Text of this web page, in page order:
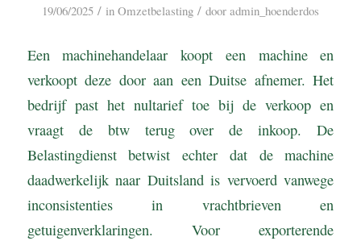
19/06/2025 / in Omzetbelasting / door admin_hoenderdos
Een machinehandelaar koopt een machine en
verkoopt deze door aan een Duitse afnemer. Het
bedrijf past het nultarief toe bij de verkoop en
vraagt de btw terug over de inkoop. De
Belastingdienst betwist echter dat de machine
daadwerkelijk naar Duitsland is vervoerd vanwege
inconsistenties in vrachtbrieven en
getuigenverklaringen. Voor exporterende